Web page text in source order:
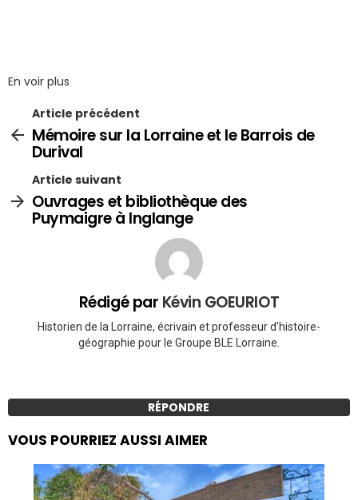
En voir plus
Article précédent
Mémoire sur la Lorraine et le Barrois de
Durival
Article suivant
Ouvrages et bibliothèque des
Puymaigre à Inglange
Rédigé par Kévin GOEURIOT
Historien de la Lorraine, écrivain et professeur d’histoire-
géographie pour le Groupe BLE Lorraine.
RÉPONDRE
VOUS POURRIEZ AUSSI AIMER